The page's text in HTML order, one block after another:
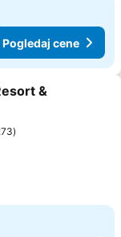
Pogledaj cene
&